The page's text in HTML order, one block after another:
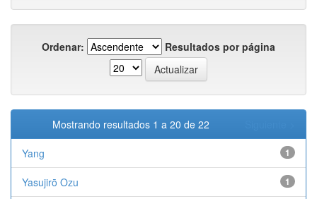
Ordenar: Resultados por página
Mostrando resultados 1 a 20 de 22
Yang 1
Yasujirō Ozu 1